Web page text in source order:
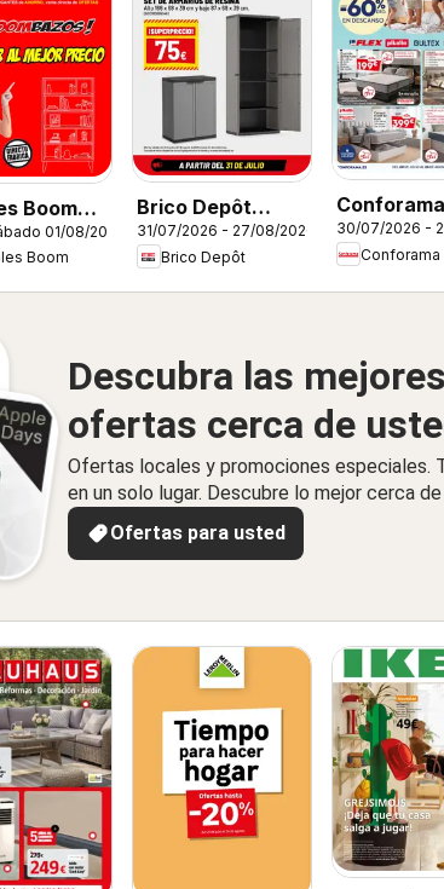
Boom
01/08/2026
Boom
Brico Depôt
Folleto
31/07/2026 - 27/08/2026
Brico Depôt
Conforama
Folleto
30/07/2026 -
Conforama
Descubra las mejores
ofertas cerca de
Ofertas locales y promociones especiales.
en un solo lugar. Descubre lo mejor cerca
Ofertas para usted